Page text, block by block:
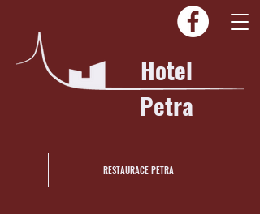
Hotel
Petra
RESTAURACE PETRA